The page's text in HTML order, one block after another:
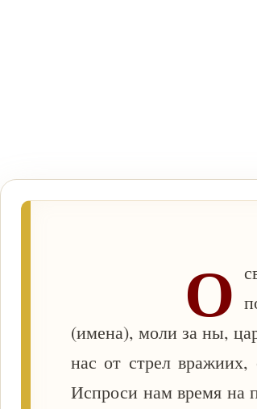
О
(имена), моли за ны,
нас от стрел вражиих,
Испроси нам время на